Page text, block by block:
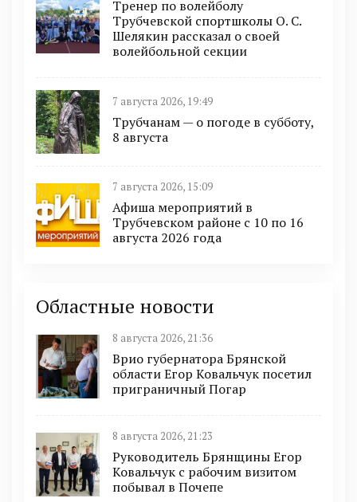
Тренер по волейболу
Трубчевской спортшколы О. С.
Шелякин рассказал о своей
волейбольной секции
7 августа 2026, 19:49
Трубчанам — о погоде в субботу,
8 августа
7 августа 2026, 15:09
Афиша мероприятий в
Трубчевском районе с 10 по 16
августа 2026 года
Областные новости
8 августа 2026, 21:36
Врио губернатора Брянской
области Егор Ковальчук посетил
приграничный Погар
8 августа 2026, 21:23
Руководитель Брянщины Егор
Ковальчук с рабочим визитом
побывал в Почепе